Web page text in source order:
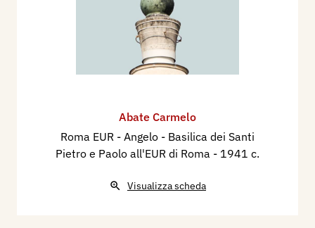
Abate Carmelo
Roma EUR - Angelo - Basilica dei Santi
Pietro e Paolo all'EUR di Roma - 1941 c.
Visualizza scheda